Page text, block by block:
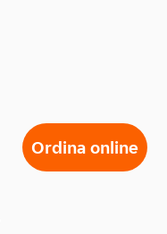
Ordina online